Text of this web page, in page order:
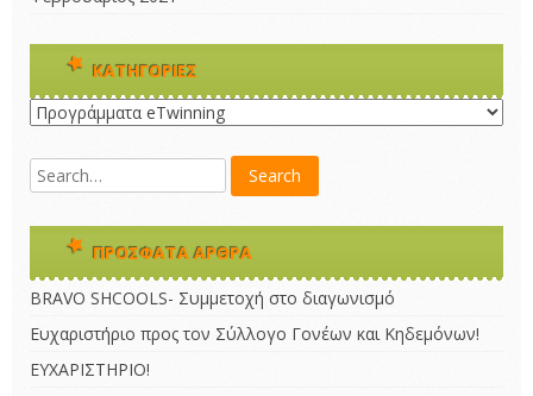
KΑΤΗΓΟΡΊΕΣ
Kατηγορίες
ΠΡΌΣΦΑΤΑ ΆΡΘΡΑ
BRAVO SHCOOLS- Συμμετοχή στο διαγωνισμό
Ευχαριστήριο προς τον Σύλλογο Γονέων και Κηδεμόνων!
ΕΥΧΑΡΙΣΤΗΡΙΟ!